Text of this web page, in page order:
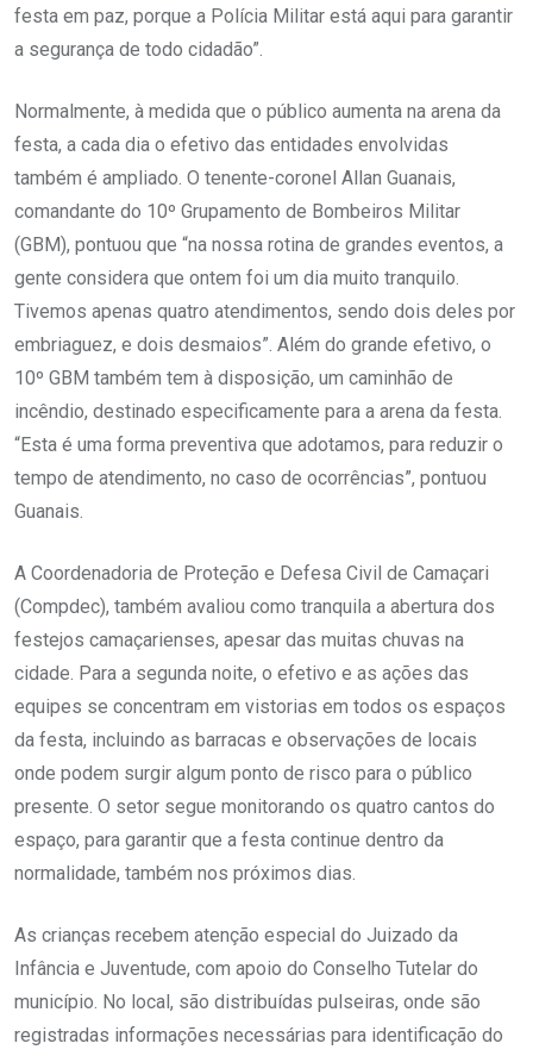
festa em paz, porque a Polícia Militar está aqui para garantir
a segurança de todo cidadão”.
Normalmente, à medida que o público aumenta na arena da
festa, a cada dia o efetivo das entidades envolvidas
também é ampliado. O tenente-coronel Allan Guanais,
comandante do 10º Grupamento de Bombeiros Militar
(GBM), pontuou que “na nossa rotina de grandes eventos, a
gente considera que ontem foi um dia muito tranquilo.
Tivemos apenas quatro atendimentos, sendo dois deles por
embriaguez, e dois desmaios”. Além do grande efetivo, o
10º GBM também tem à disposição, um caminhão de
incêndio, destinado especificamente para a arena da festa.
“Esta é uma forma preventiva que adotamos, para reduzir o
tempo de atendimento, no caso de ocorrências”, pontuou
Guanais.
A Coordenadoria de Proteção e Defesa Civil de Camaçari
(Compdec), também avaliou como tranquila a abertura dos
festejos camaçarienses, apesar das muitas chuvas na
cidade. Para a segunda noite, o efetivo e as ações das
equipes se concentram em vistorias em todos os espaços
da festa, incluindo as barracas e observações de locais
onde podem surgir algum ponto de risco para o público
presente. O setor segue monitorando os quatro cantos do
espaço, para garantir que a festa continue dentro da
normalidade, também nos próximos dias.
As crianças recebem atenção especial do Juizado da
Infância e Juventude, com apoio do Conselho Tutelar do
município. No local, são distribuídas pulseiras, onde são
registradas informações necessárias para identificação do